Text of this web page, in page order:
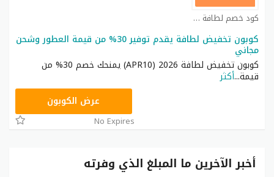
كود خصم لطافة كوبون
كوبون تخفيض لطافة يقدم توفير 30% من قيمة العطور وشحن
مجاني
كوبون تخفيض لطافة 2026 (APR10) يمنحك خصم 30% من
قيمة...أكثر
APR10عرض الكوبون
No Expires
أخبر الآخرين ما المبلغ الذي وفرته